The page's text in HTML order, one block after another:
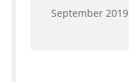
September 2019